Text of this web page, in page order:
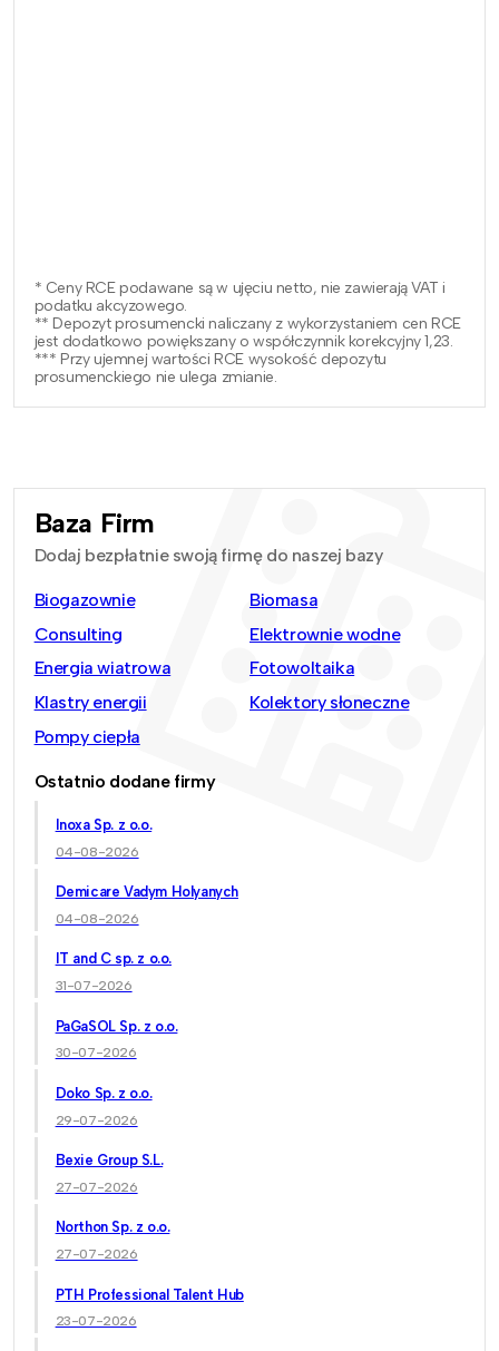
* Ceny RCE podawane są w ujęciu netto, nie zawierają VAT i
podatku akcyzowego.
** Depozyt prosumencki naliczany z wykorzystaniem cen RCE
jest dodatkowo powiększany o współczynnik korekcyjny 1,23.
*** Przy ujemnej wartości RCE wysokość depozytu
prosumenckiego nie ulega zmianie.
Baza Firm
Dodaj bezpłatnie swoją firmę do naszej bazy
Biogazownie
Biomasa
Consulting
Elektrownie wodne
Energia wiatrowa
Fotowoltaika
Klastry energii
Kolektory słoneczne
Pompy ciepła
Ostatnio dodane firmy
Inoxa Sp. z o.o.
04-08-2026
Demicare Vadym Holyanych
04-08-2026
IT and C sp. z o.o.
31-07-2026
PaGaSOL Sp. z o.o.
30-07-2026
Doko Sp. z o.o.
29-07-2026
Bexie Group S.L.
27-07-2026
Northon Sp. z o.o.
27-07-2026
PTH Professional Talent Hub
23-07-2026